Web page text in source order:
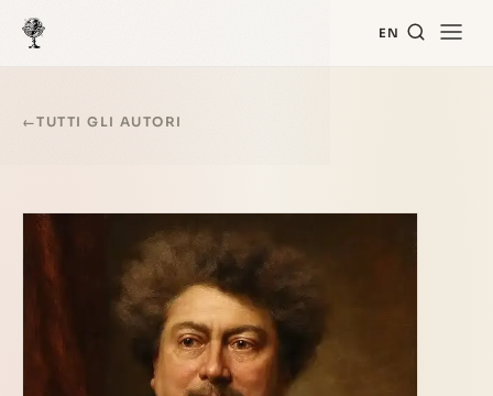
EN
←TUTTI GLI AUTORI